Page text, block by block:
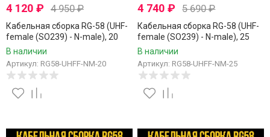
4 120 ₽ 4 950₽
Кабельная сборка RG-58 (UHF-
female (SO239) - N-male), 20
метров
В наличии
Артикул: RG58-UHFF-NM-20
4 740₽ 5 690₽
Кабельная сборка RG-58 (UHF-
female (SO239) - N-male), 25
метров
В наличии
Артикул: RG58-UHFF-NM-25